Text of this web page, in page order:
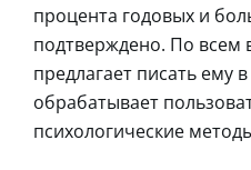
процента годовых и
подтверждено. По всем
предлагает писать ему
обрабатывает
психологические